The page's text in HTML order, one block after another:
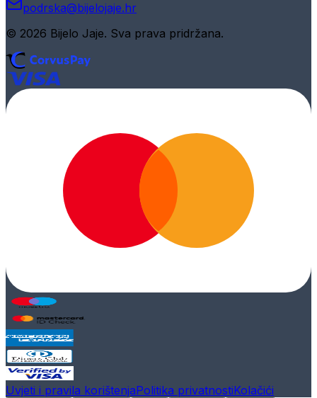
podrska@bijelojaje.hr
© 2026 Bijelo Jaje. Sva prava pridržana.
Uvjeti i pravila korištenjaPolitika privatnostiKolačići